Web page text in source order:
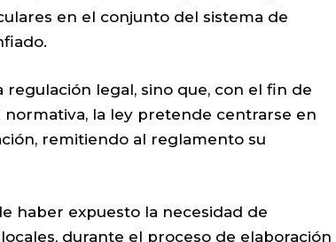
en el conjunto del sistema de
legal, sino que, con el fin de
la ley pretende centrarse en
remitiendo al reglamento su
haber expuesto la necesidad de
durante el proceso de elaboración